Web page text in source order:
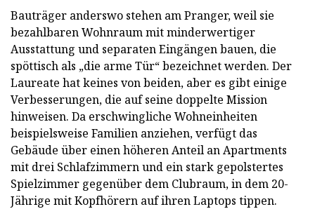
Bauträger anderswo stehen am Pranger, weil sie
bezahlbaren Wohnraum mit minderwertiger
Ausstattung und separaten Eingängen bauen, die
spöttisch als „die arme Tür“ bezeichnet werden. Der
Laureate hat keines von beiden, aber es gibt einige
Verbesserungen, die auf seine doppelte Mission
hinweisen. Da erschwingliche Wohneinheiten
beispielsweise Familien anziehen, verfügt das
Gebäude über einen höheren Anteil an Apartments
mit drei Schlafzimmern und ein stark gepolstertes
Spielzimmer gegenüber dem Clubraum, in dem 20-
Jährige mit Kopfhörern auf ihren Laptops tippen.